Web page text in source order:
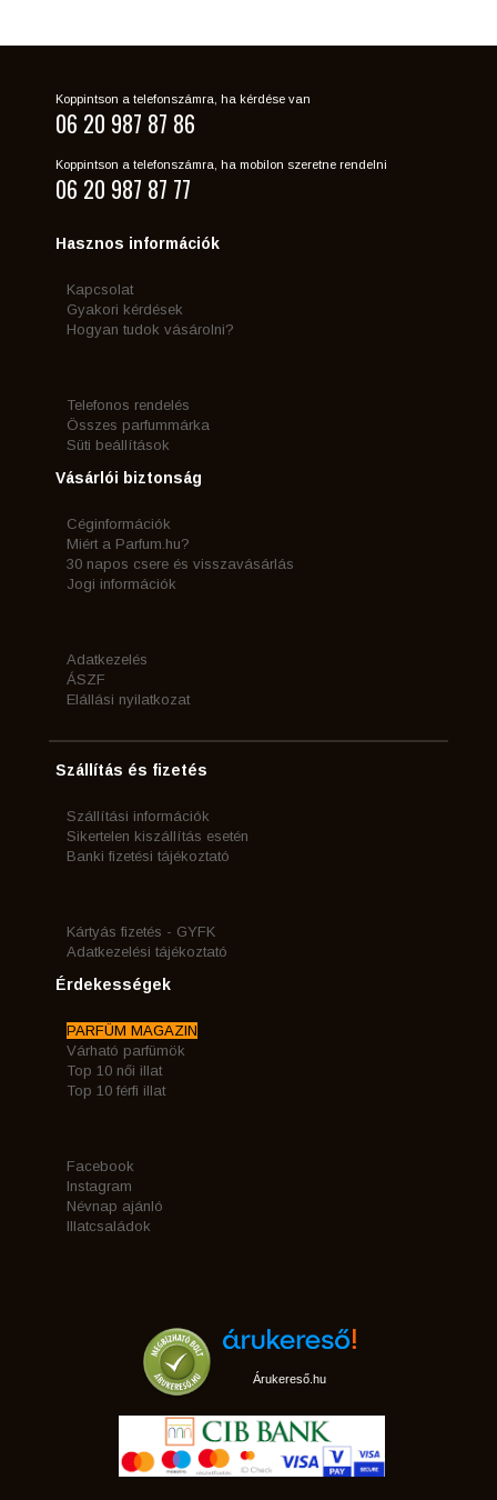
Koppintson a telefonszámra, ha kérdése van
06 20 987 87 86
Koppintson a telefonszámra, ha mobilon szeretne rendelni
06 20 987 87 77
Hasznos információk
Kapcsolat
Gyakori kérdések
Hogyan tudok vásárolni?
Telefonos rendelés
Összes parfummárka
Süti beállítások
Vásárlói biztonság
Céginformációk
Miért a Parfum.hu?
30 napos csere és visszavásárlás
Jogi információk
Adatkezelés
ÁSZF
Elállási nyilatkozat
Szállítás és fizetés
Szállítási információk
Sikertelen kiszállítás esetén
Banki fizetési tájékoztató
Kártyás fizetés - GYFK
Adatkezelési tájékoztató
Érdekességek
PARFÜM MAGAZIN
Várható parfümök
Top 10 női illat
Top 10 férfi illat
Facebook
Instagram
Névnap ajánló
Illatcsaládok
Árukereső.hu